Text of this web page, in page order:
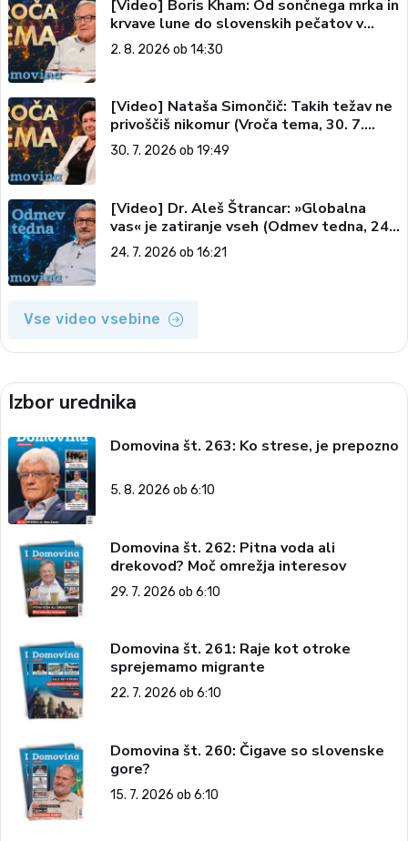
[Video] Boris Kham: Od sončnega mrka in
krvave lune do slovenskih pečatov v
vesolju (Vroča tema, 2. 8. 2026)
2. 8. 2026 ob 14:30
[Video] Nataša Simončič: Takih težav ne
privoščiš nikomur (Vroča tema, 30. 7.
2026)
30. 7. 2026 ob 19:49
[Video] Dr. Aleš Štrancar: »Globalna
vas« je zatiranje vseh (Odmev tedna, 24.
7. 2026)
24. 7. 2026 ob 16:21
Vse video vsebine
Izbor urednika
Domovina št. 263: Ko strese, je prepozno
5. 8. 2026 ob 6:10
Domovina št. 262: Pitna voda ali
drekovod? Moč omrežja interesov
29. 7. 2026 ob 6:10
Domovina št. 261: Raje kot otroke
sprejemamo migrante
22. 7. 2026 ob 6:10
Domovina št. 260: Čigave so slovenske
gore?
15. 7. 2026 ob 6:10